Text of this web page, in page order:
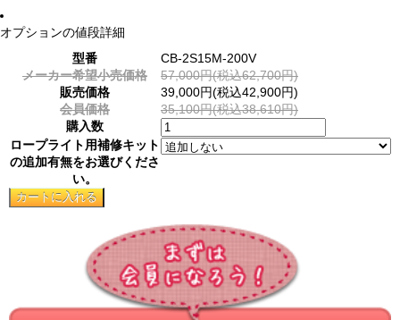
オプションの値段詳細
型番
CB-2S15M-200V
メーカー希望小売価格
57,000円(税込62,700円)
販売価格
39,000円(税込42,900円)
会員価格
35,100円(税込38,610円)
購入数
ロープライト用補修キット
の追加有無をお選びくださ
い。